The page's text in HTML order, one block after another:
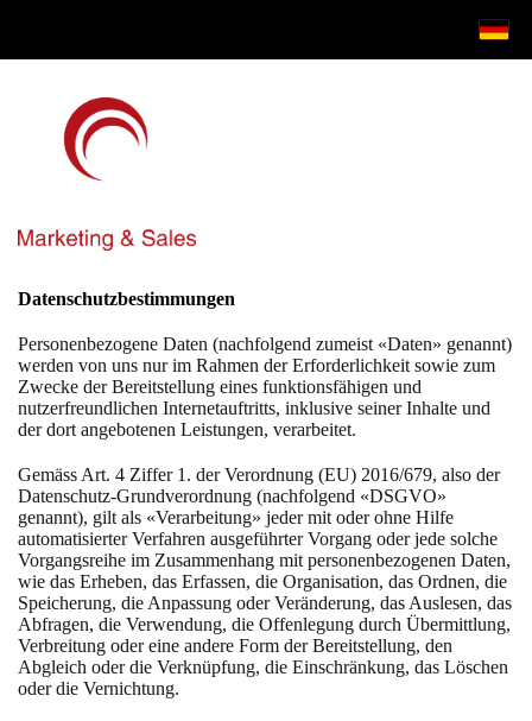
Datenschutzbestimmungen
Personenbezogene Daten (nachfolgend zumeist «Daten» genannt)
werden von uns nur im Rahmen der Erforderlichkeit sowie zum
Zwecke der Bereitstellung eines funktionsfähigen und
nutzerfreundlichen Internetauftritts, inklusive seiner Inhalte und
der dort angebotenen Leistungen, verarbeitet.
Gemäss Art. 4 Ziffer 1. der Verordnung (EU) 2016/679, also der
Datenschutz-Grundverordnung (nachfolgend «DSGVO»
genannt), gilt als «Verarbeitung» jeder mit oder ohne Hilfe
automatisierter Verfahren ausgeführter Vorgang oder jede solche
Vorgangsreihe im Zusammenhang mit personenbezogenen Daten,
wie das Erheben, das Erfassen, die Organisation, das Ordnen, die
Speicherung, die Anpassung oder Veränderung, das Auslesen, das
Abfragen, die Verwendung, die Offenlegung durch Übermittlung,
Verbreitung oder eine andere Form der Bereitstellung, den
Abgleich oder die Verknüpfung, die Einschränkung, das Löschen
oder die Vernichtung.